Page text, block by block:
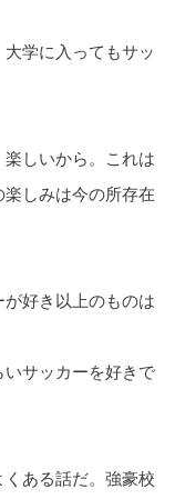
学に入ってもサッ
しいから。これは
しみは今の所存在
好き以上のものは
サッカーを好きで
ある話だ。強豪校